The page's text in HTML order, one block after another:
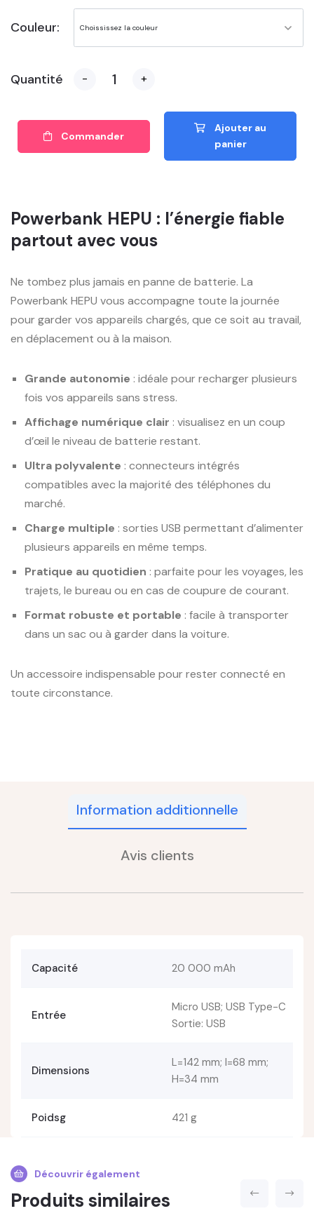
Couleur:
Quantité - +
Commander
Ajouter au
panier
Powerbank HEPU : l’énergie fiable
partout avec vous
Ne tombez plus jamais en panne de batterie. La
Powerbank HEPU vous accompagne toute la journée
pour garder vos appareils chargés, que ce soit au travail,
en déplacement ou à la maison.
Grande autonomie : idéale pour recharger plusieurs
fois vos appareils sans stress.
Affichage numérique clair : visualisez en un coup
d’œil le niveau de batterie restant.
Ultra polyvalente : connecteurs intégrés
compatibles avec la majorité des téléphones du
marché.
Charge multiple : sorties USB permettant d’alimenter
plusieurs appareils en même temps.
Pratique au quotidien : parfaite pour les voyages, les
trajets, le bureau ou en cas de coupure de courant.
Format robuste et portable : facile à transporter
dans un sac ou à garder dans la voiture.
Un accessoire indispensable pour rester connecté en
toute circonstance.
Information additionnelle
Avis clients
Capacité 20 000 mAh
Entrée
Micro USB; USB Type-C
Sortie: USB
Dimensions
L=142 mm; l=68 mm;
H=34 mm
Poidsg 421 g
Découvrir également
Produits similaires